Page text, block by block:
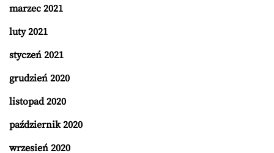
marzec 2021
luty 2021
styczeń 2021
grudzień 2020
listopad 2020
październik 2020
wrzesień 2020